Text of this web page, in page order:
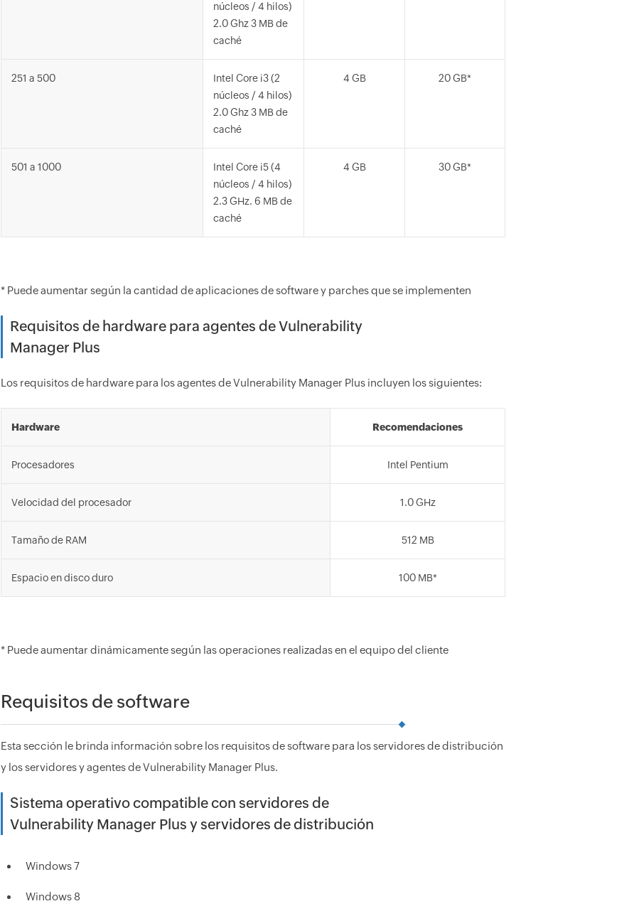
núcleos / 4 hilos)
2.0 Ghz 3 MB de
caché
251 a 500
Intel Core i3 (2
núcleos / 4 hilos)
2.0 Ghz 3 MB de
caché
4 GB 20 GB*
501 a 1000
Intel Core i5 (4
núcleos / 4 hilos)
2.3 GHz. 6 MB de
caché
4 GB 30 GB*
* Puede aumentar según la cantidad de aplicaciones de software y parches que se implementen
Requisitos de hardware para agentes de Vulnerability
Manager Plus
Los requisitos de hardware para los agentes de Vulnerability Manager Plus incluyen los siguientes:
Hardware Recomendaciones
Procesadores Intel Pentium
Velocidad del procesador 1.0 GHz
Tamaño de RAM 512 MB
Espacio en disco duro 100 MB*
* Puede aumentar dinámicamente según las operaciones realizadas en el equipo del cliente
Requisitos de software
Esta sección le brinda información sobre los requisitos de software para los servidores de distribución
y los servidores y agentes de Vulnerability Manager Plus.
Sistema operativo compatible con servidores de
Vulnerability Manager Plus y servidores de distribución
Windows 7
Windows 8